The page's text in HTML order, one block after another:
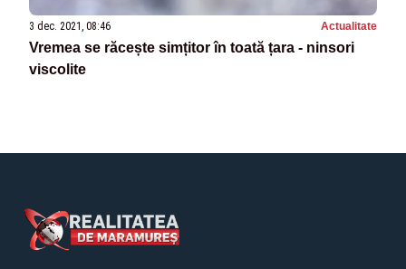
3 dec. 2021, 08:46 Actualitate
Vremea se răcește simțitor în toată țara - ninsori
viscolite